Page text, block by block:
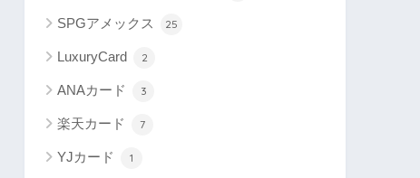
SPGアメックス 25
LuxuryCard 2
ANAカード 3
楽天カード 7
YJカード 1